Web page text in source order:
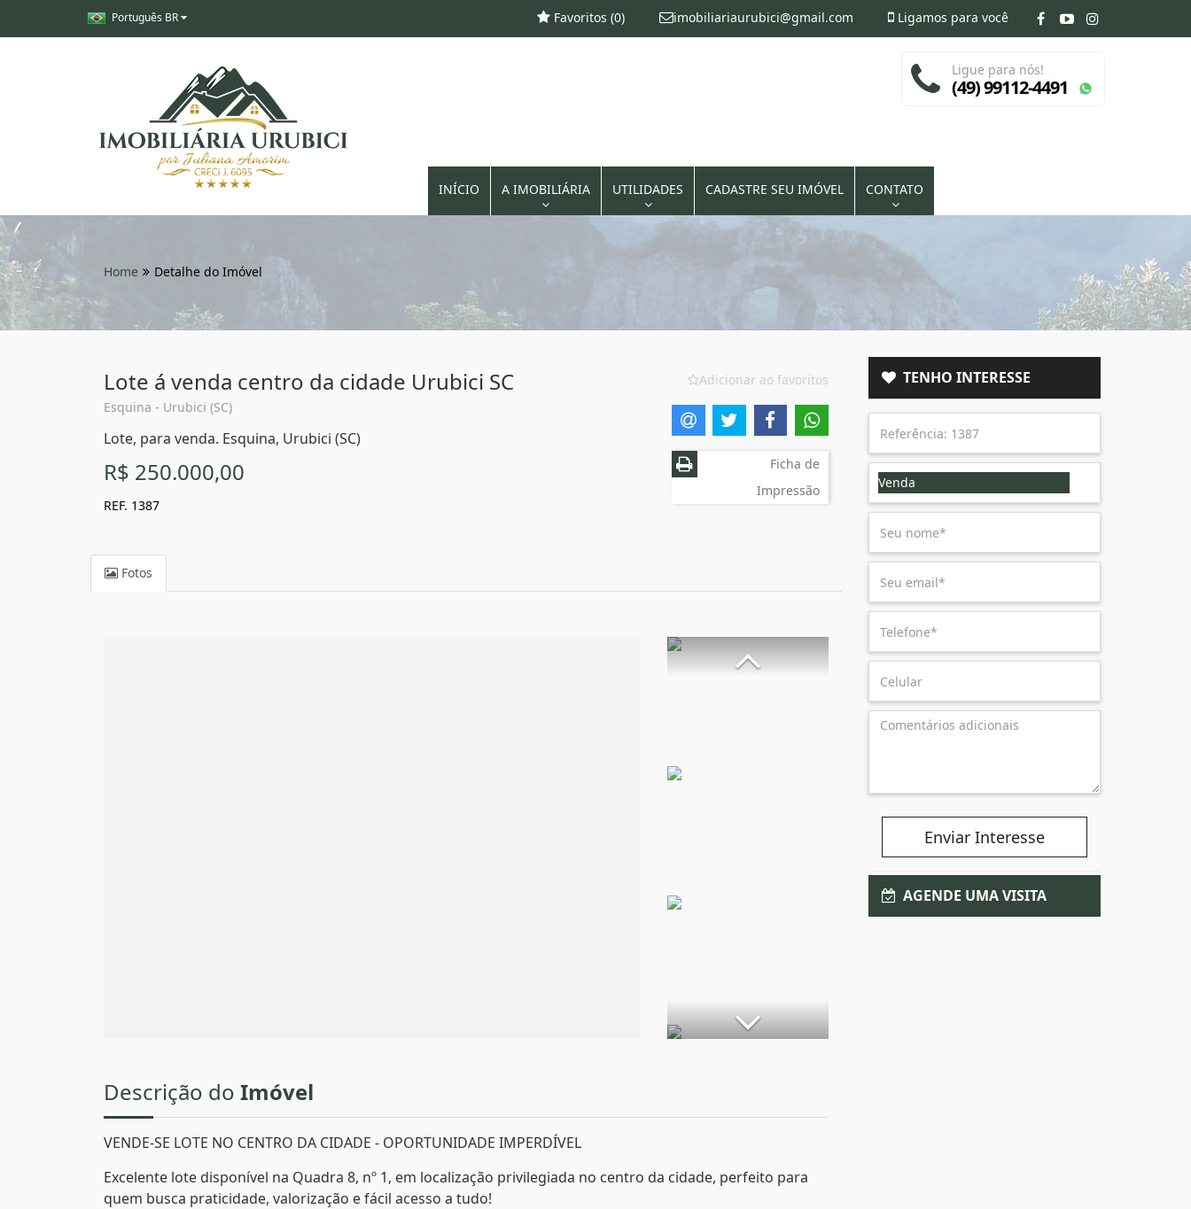
Português BR Ligamos para você
imobiliariaurubici@gmail.com
Favoritos (0)
INÍCIO A IMOBILIÁRIA UTILIDADES CADASTRE SEU IMÓVEL CONTATO
Ligue para nós!
(49) 99112-4491
Home Detalhe do Imóvel
Lote á venda centro da cidade Urubici SC
Esquina - Urubici (SC)
Lote, para venda. Esquina, Urubici (SC)
R$ 250.000,00
REF. 1387
Adicionar ao favoritos
Ficha de
Impressão
Fotos
Descrição do Imóvel
VENDE-SE LOTE NO CENTRO DA CIDADE - OPORTUNIDADE IMPERDÍVEL
Excelente lote disponível na Quadra 8, nº 1, em localização privilegiada no centro da cidade, perfeito para
quem busca praticidade, valorização e fácil acesso a tudo!
TENHO INTERESSE
Venda
Enviar Interesse
AGENDE UMA VISITA